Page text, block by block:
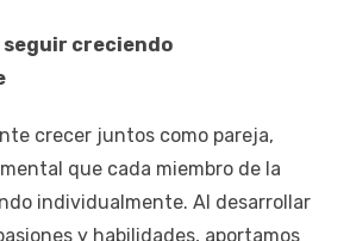
seguir creciendo
crecer juntos como pareja,
que cada miembro de la
individualmente. Al desarrollar
y habilidades, aportamos